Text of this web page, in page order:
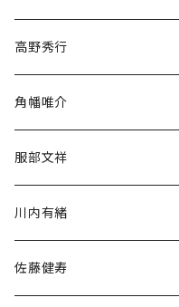
随筆・ノンフィクション・その他
民族・風習
高野秀行
角幡唯介
服部文祥
川内有緒
佐藤健寿